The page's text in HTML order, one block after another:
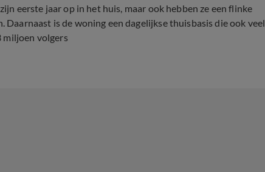
eerste jaar op in het huis, maar ook hebben ze een flinke
is de woning een dagelijkse thuisbasis die ook veel
miljoen volgers